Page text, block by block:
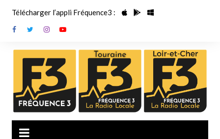
contenu
Télécharger l’appli Fréquence3 :